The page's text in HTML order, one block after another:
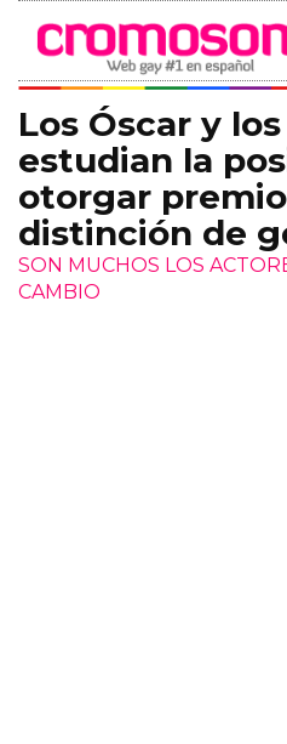
Los Óscar y
estudian la
otorgar
distinción de
SON MUCHOS LOS
CAMBIO